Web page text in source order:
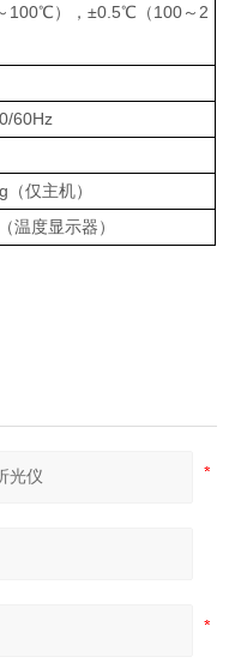
100℃），±0.5℃（100～ 2
60Hz
（仅主机）
温度显示器）